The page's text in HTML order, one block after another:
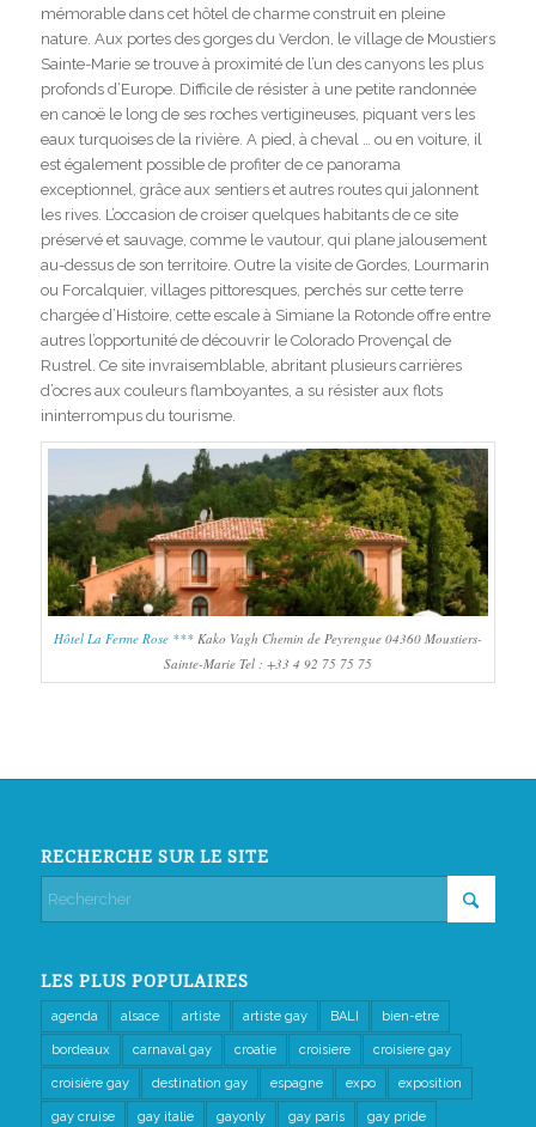
mémorable dans cet hôtel de charme construit en pleine
nature. Aux portes des gorges du Verdon, le village de Moustiers
Sainte-Marie se trouve à proximité de l’un des canyons les plus
profonds d’Europe. Difficile de résister à une petite randonnée
en canoë le long de ses roches vertigineuses, piquant vers les
eaux turquoises de la rivière. A pied, à cheval … ou en voiture, il
est également possible de profiter de ce panorama
exceptionnel, grâce aux sentiers et autres routes qui jalonnent
les rives. L’occasion de croiser quelques habitants de ce site
préservé et sauvage, comme le vautour, qui plane jalousement
au-dessus de son territoire. Outre la visite de Gordes, Lourmarin
ou Forcalquier, villages pittoresques, perchés sur cette terre
chargée d’Histoire, cette escale à Simiane la Rotonde offre entre
autres l’opportunité de découvrir le Colorado Provençal de
Rustrel. Ce site invraisemblable, abritant plusieurs carrières
d’ocres aux couleurs flamboyantes, a su résister aux flots
ininterrompus du tourisme.
Hôtel La Ferme Rose ***Kako Vagh Chemin de Peyrengue 04360 Moustiers-
Sainte-Marie Tel : +33 4 92 75 75 75
RECHERCHE SUR LE SITE
LES PLUS POPULAIRES
agenda alsace artiste artiste gay BALI bien-etre
bordeaux carnaval gay croatie croisiere croisiere gay
croisière gay destination gay espagne expo exposition
gay cruise gay italie gayonly gay paris gay pride